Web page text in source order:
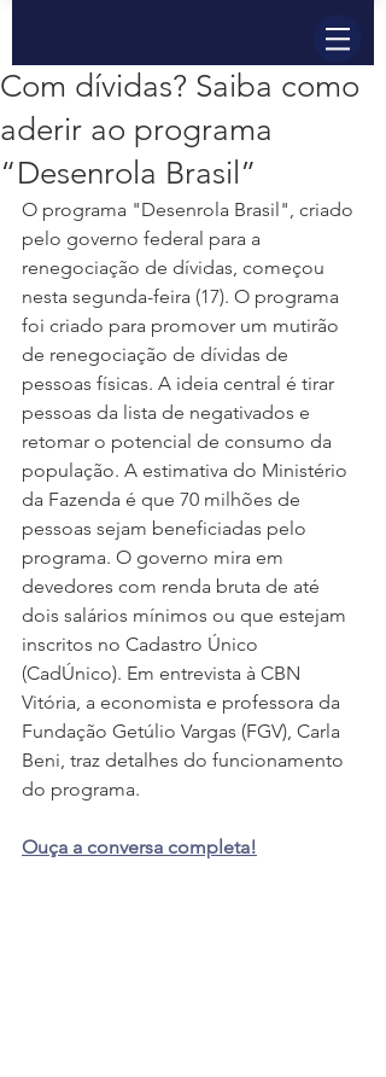
Com dívidas? Saiba como
aderir ao programa
“Desenrola Brasil”
O programa "Desenrola Brasil", criado
pelo governo federal para a
renegociação de dívidas, começou
nesta segunda-feira (17). O programa
foi criado para promover um mutirão
de renegociação de dívidas de
pessoas físicas. A ideia central é tirar
pessoas da lista de negativados e
retomar o potencial de consumo da
população. A estimativa do Ministério
da Fazenda é que 70 milhões de
pessoas sejam beneficiadas pelo
programa. O governo mira em
devedores com renda bruta de até
dois salários mínimos ou que estejam
inscritos no Cadastro Único
(CadÚnico). Em entrevista à CBN
Vitória, a economista e professora da
Fundação Getúlio Vargas (FGV), Carla
Beni, traz detalhes do funcionamento
do programa.
Ouça a conversa completa!